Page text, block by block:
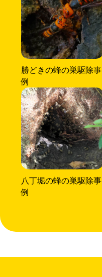
勝どきの蜂の巣駆除事
例
八丁堀の蜂の巣駆除事
例